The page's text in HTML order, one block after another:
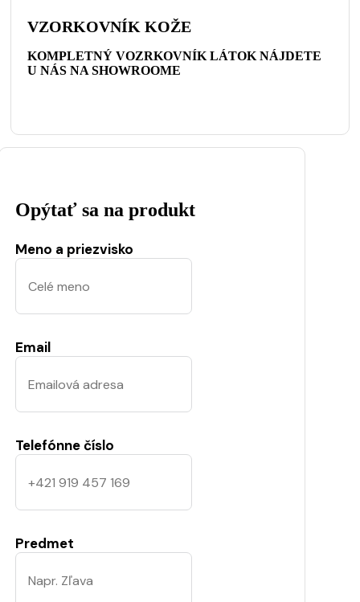
VZORKOVNÍK KOŽE
KOMPLETNÝ VOZRKOVNÍK LÁTOK NÁJDETE
U NÁS NA SHOWROOME
Opýtať sa na produkt
Meno a priezvisko
Email
Telefónne číslo
Predmet